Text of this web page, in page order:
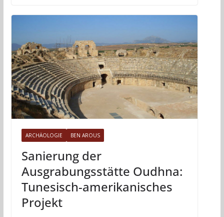
ARCHÄOLOGIE BEN AROUS
Sanierung der
Ausgrabungsstätte Oudhna:
Tunesisch-amerikanisches
Projekt